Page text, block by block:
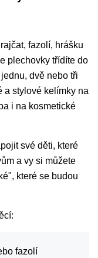
fazolí, hrášku
plechovky třídíte do
dvě nebo tři
a stylové kelímky na
i na kosmetické
své děti, které
a vy si můžete
které se budou
fazolí